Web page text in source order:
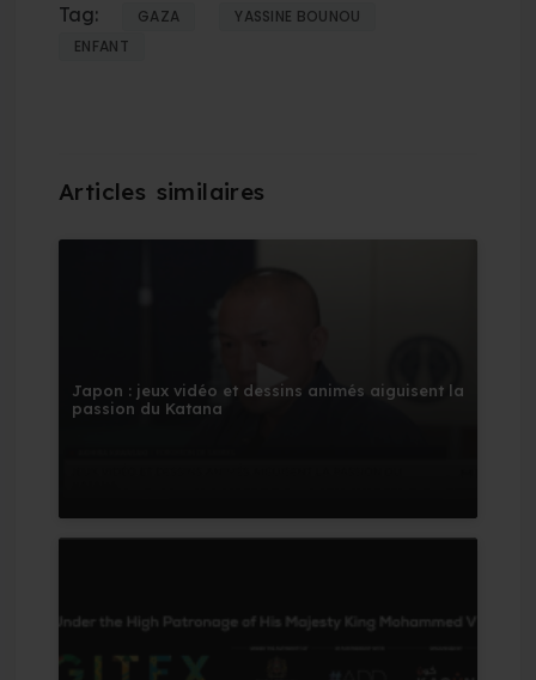
Tag: GAZA
YASSINE BOUNOU
ENFANT
Japon : jeux vidéo et dessins animés aiguisent la
passion du Katana